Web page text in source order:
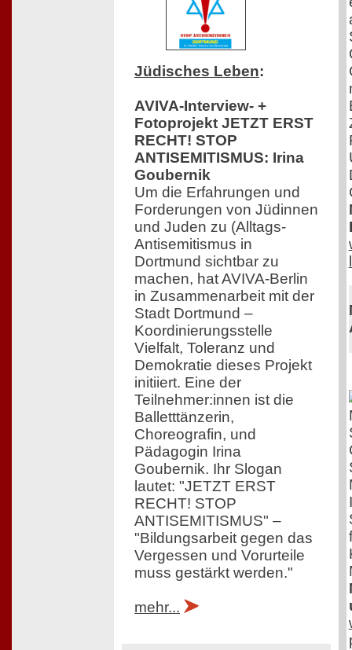
Jüdisches Leben:
AVIVA-Interview- +
Fotoprojekt JETZT ERST
RECHT! STOP
ANTISEMITISMUS: Irina
Goubernik
Um die Erfahrungen und
Forderungen von Jüdinnen
und Juden zu (Alltags-
Antisemitismus in
Dortmund sichtbar zu
machen, hat AVIVA-Berlin
in Zusammenarbeit mit der
Stadt Dortmund –
Koordinierungsstelle
Vielfalt, Toleranz und
Demokratie dieses Projekt
initiiert. Eine der
Teilnehmer:innen ist die
Balletttänzerin,
Choreografin, und
Pädagogin Irina
Goubernik. Ihr Slogan
lautet: "JETZT ERST
RECHT! STOP
ANTISEMITISMUS" –
"Bildungsarbeit gegen das
Vergessen und Vorurteile
muss gestärkt werden."
mehr...